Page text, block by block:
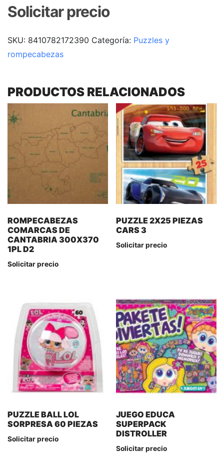
Solicitar precio
SKU: 8410782172390 Categoría: Puzzles y
rompecabezas
PRODUCTOS RELACIONADOS
ROMPECABEZAS
COMARCAS DE
CANTABRIA 300X370
1PL D2
Solicitar precio
PUZZLE 2X25 PIEZAS
CARS 3
Solicitar precio
PUZZLE BALL LOL
SORPRESA 60 PIEZAS
Solicitar precio
JUEGO EDUCA
SUPERPACK
DISTROLLER
Solicitar precio